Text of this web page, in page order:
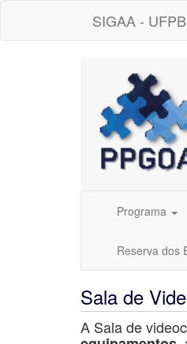
SIGAA - UFPB
Programa
Reserva dos
Sala de
A Sala de